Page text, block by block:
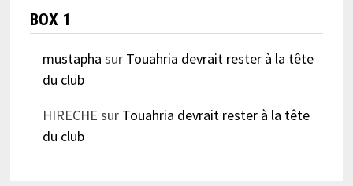
BOX 1
mustapha sur Touahria devrait rester à la tête
du club
HIRECHE sur Touahria devrait rester à la tête
du club